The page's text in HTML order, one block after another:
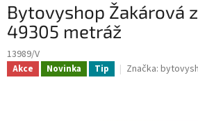
Bytovyshop Žakárová
49305 metráž
13989/V
Akce Novinka Tip Značka: